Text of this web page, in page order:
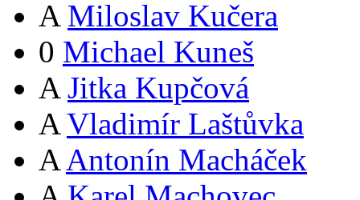
A Miloslav Kučera
0 Michael Kuneš
A Jitka Kupčová
A Vladimír Laštůvka
A Antonín Macháček